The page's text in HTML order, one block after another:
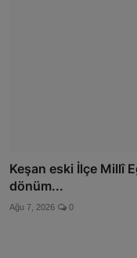
Keşan eski İlçe Millî
dönüm...
Ağu 7, 2026 0